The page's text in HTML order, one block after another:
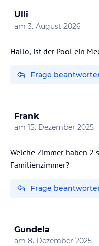
Ulli
am 3. August 2026
Hallo, ist der Pool ein
Frage
Frank
am 15. Dezember 2025
Welche Zimmer haben 2
Familienzimmer?
Frage
Gundela
am 8. Dezember 2025